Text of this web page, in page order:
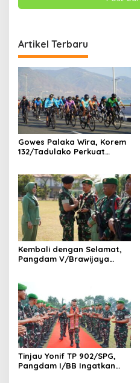
Artikel Terbaru
Gowes Palaka Wira, Korem
132/Tadulako Perkuat
Kembali dengan Selamat,
Pangdam V/Brawijaya
Perbatasan RI-PNG
Tinjau Yonif TP 902/SPG,
Pangdam I/BB Ingatkan